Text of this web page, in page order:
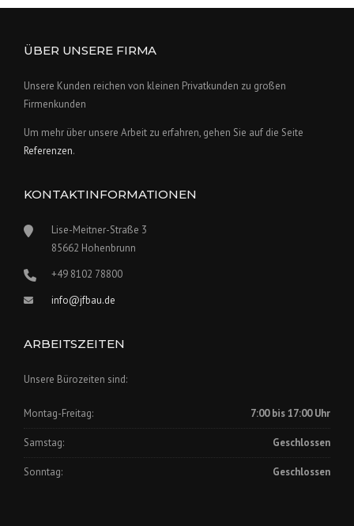
ÜBER UNSERE FIRMA
Unsere Kunden reichen von kleinen Privatkunden zu großen
Firmenkunden
Um mehr über unsere Arbeit zu erfahren, gehen Sie auf die Seite
Referenzen.
KONTAKTINFORMATIONEN
Lise-Meitner-Straße 3
85662 Hohenbrunn
+49 8102 78800
info@jfbau.de
ARBEITSZEITEN
Unsere Bürozeiten sind:
Montag-Freitag: 7:00 bis 17:00 Uhr
Samstag: Geschlossen
Sonntag: Geschlossen